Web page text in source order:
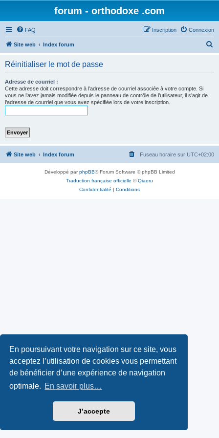
En poursuivant votre navigation sur ce site, vous
acceptez l’utilisation de cookies vous permettant
de bénéficier d’une expérience de navigation
optimale. En savoir plus…
J’accepte
forum - orthodoxe .com
FAQ Connexion
Inscription
Site web Index forum
Réinitialiser le mot de passe
Adresse de courriel :
Cette adresse doit correspondre à l’adresse de courriel associée à votre compte. Si
vous ne l’avez jamais modifiée depuis le panneau de contrôle de l’utilisateur, il s’agit de
l’adresse de courriel que vous avez spécifiée lors de votre inscription.
Site web Index forum Fuseau horaire sur UTC+02:00
Développé parphpBB® Forum Software © phpBB Limited
Traduction française officielle ©Qiaeru
Confidentialité | Conditions